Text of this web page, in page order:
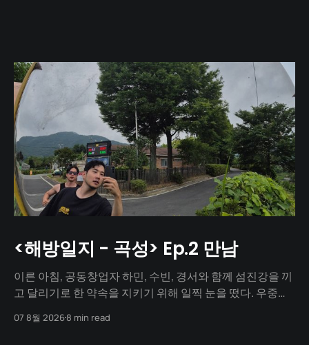
<해방일지 - 곡성> Ep.2 만남
이른 아침, 공동창업자 하민, 수빈, 경서와 함께 섬진강을 끼
고 달리기로 한 약속을 지키기 위해 일찍 눈을 떴다. 우중충
으로 쭉 뻗은 메타세쿼이아 길 사이로 찰랑거리는 아침 햇살
07 8월 20268 min read